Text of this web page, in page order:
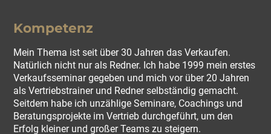
Kompetenz
Mein Thema ist seit über 30 Jahren das Verkaufen.
Natürlich nicht nur als Redner. Ich habe 1999 mein erstes
Verkaufsseminar gegeben und mich vor über 20 Jahren
als Vertriebstrainer und Redner selbständig gemacht.
Seitdem habe ich unzählige Seminare, Coachings und
Beratungsprojekte im Vertrieb durchgeführt, um den
Erfolg kleiner und großer Teams zu steigern.